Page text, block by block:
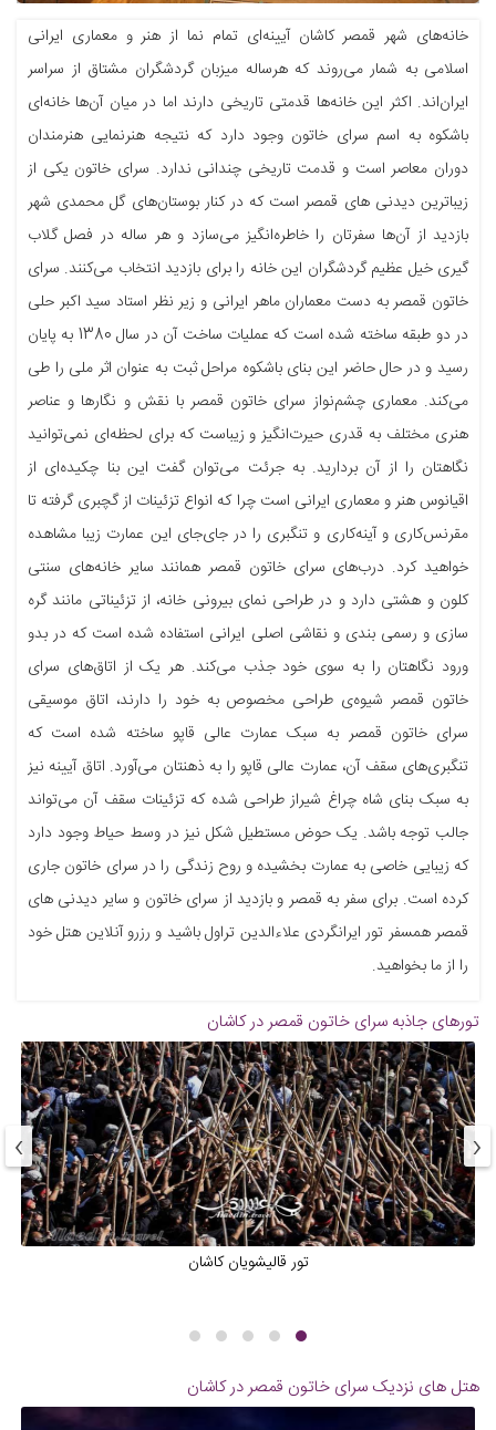
خانه‌های شهر قمصر کاشان آیینه‌ای تمام نما از هنر و معماری ایرانی
اسلامی به شمار می‌روند که هرساله میزبان گردشگران مشتاق از سراسر
ایران‌اند. اکثر این خانه‌ها قدمتی تاریخی دارند اما در میان آن‌ها خانه‌ای
باشکوه به اسم سرای خاتون وجود دارد که نتیجه هنرنمایی هنرمندان
دوران معاصر است و قدمت تاریخی چندانی ندارد. سرای خاتون یکی از
زیباترین دیدنی های قمصر است که در کنار بوستان‌های گل محمدی شهر
بازدید از آن‌ها سفرتان را خاطره‌انگیز می‌سازد و هر ساله در فصل گلاب
گیری خیل عظیم گردشگران این خانه را برای بازدید انتخاب می‌کنند. سرای
خاتون قمصر به دست معماران ماهر ایرانی و زیر نظر استاد سید اکبر حلی
در دو طبقه ساخته شده است که عملیات ساخت آن در سال 1380 به پایان
رسید و در حال حاضر این بنای باشکوه مراحل ثبت به عنوان اثر ملی را طی
می‌کند. معماری چشم‌نواز سرای خاتون قمصر با نقش و نگارها و عناصر
هنری مختلف به قدری حیرت‌انگیز و زیباست که برای لحظه‌ای نمی‌توانید
نگاهتان را از آن بردارید. به جرئت می‌توان گفت این بنا چکیده‌ای از
اقیانوس هنر و معماری ایرانی است چرا که انواع تزئینات از گچبری گرفته تا
مقرنس‌کاری و آینه‌کاری و تنگبری را در جای‌جای این عمارت زیبا مشاهده
خواهید کرد. درب‌های سرای خاتون قمصر همانند سایر خانه‌های سنتی
کلون و هشتی دارد و در طراحی نمای بیرونی خانه، از تزئیناتی مانند گره
سازی و رسمی بندی و نقاشی اصلی ایرانی استفاده شده است که در بدو
ورود نگاهتان را به سوی خود جذب می‌کند. هر یک از اتاق‌های سرای
خاتون قمصر شیوه‌ی طراحی مخصوص به خود را دارند، اتاق موسیقی
سرای خاتون قمصر به سبک عمارت عالی قاپو ساخته شده است که
تنگبری‌های سقف آن، عمارت عالی قاپو را به ذهنتان می‌آورد. اتاق آیینه نیز
به سبک بنای شاه چراغ شیراز طراحی شده که تزئینات سقف آن می‌تواند
جالب توجه باشد. یک حوض مستطیل شکل نیز در وسط حیاط وجود دارد
که زیبایی خاصی به عمارت بخشیده و روح زندگی را در سرای خاتون جاری
کرده است. برای سفر به قمصر و بازدید از سرای خاتون و سایر دیدنی های
قمصر همسفر تور ایرانگردی علاءالدین تراول باشید و رزرو آنلاین هتل خود
را از ما بخواهید.
تورهای جاذبه سرای خاتون قمصر در کاشان
تور قالیشویان کاشان
‹
›
هتل های نزدیک سرای خاتون قمصر در کاشان